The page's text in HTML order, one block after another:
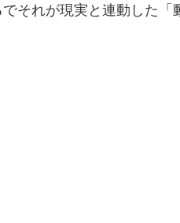
それが現実と連動した「